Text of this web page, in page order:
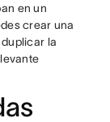
en un
crear una
la